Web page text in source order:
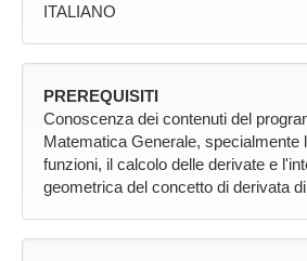
ITALIANO
PREREQUISITI
Conoscenza dei contenuti del
Matematica Generale, specialmente
funzioni, il calcolo delle derivate e
geometrica del concetto di derivata